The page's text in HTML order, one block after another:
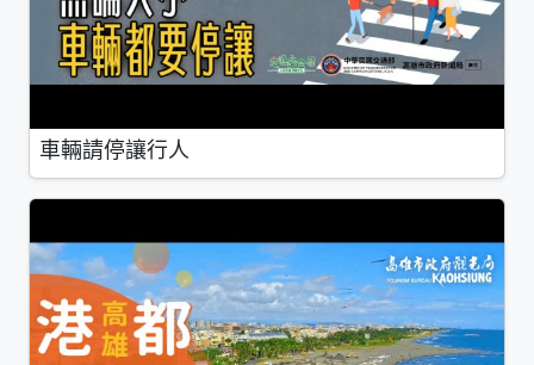
車輛請停讓行人